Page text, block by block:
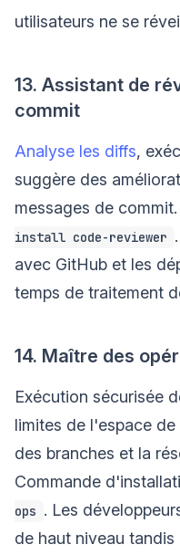
utilisateurs ne se
13. Assistant de
commit
Analyse les diffs,
suggère des
messages de
install code-reviewer
avec GitHub et les
temps de traitement
14. Maître des
Exécution sécurisée
limites de l'espace
des branches et la
Commande
ops . Les
de haut niveau